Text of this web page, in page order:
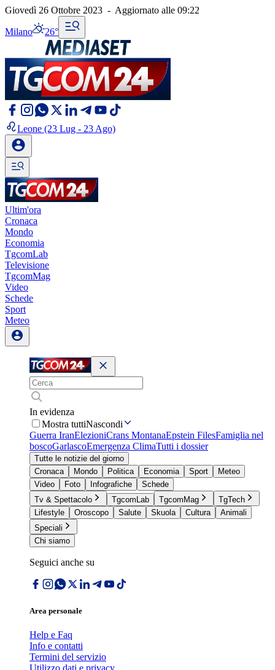
Giovedì 26 Ottobre 2023 - Aggiornato alle 09:22
Milano 26°
Leone (23 Lug - 23 Ago)
Ultim'ora
Cronaca
Mondo
Economia
TgcomLab
Televisione
TgcomMag
Video
Schede
Sport
Meteo
In evidenza
Mostra tuttiNascondi
Guerra IranElezioniCrans MontanaEpstein FilesFamiglia nel
boscoGarlascoEmergenza ClimaTutti i dossier
Tutte le notizie del giorno
Cronaca
Mondo Politica Economia Sport
Meteo
Video
Foto Infografiche
Schede
Tv & Spettacolo
TgcomLab TgcomMag
TgTech
Lifestyle
Oroscopo Salute Skuola Cultura
Animali
Speciali
Chi siamo
Seguici anche su
Area personale
Help e Faq
Info e contatti
Termini del servizio